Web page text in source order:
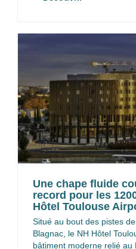
Une chape fluide
record pour les
Hôtel Toulouse
Situé au bout des pistes
Blagnac, le NH Hôtel
bâtiment moderne relié au